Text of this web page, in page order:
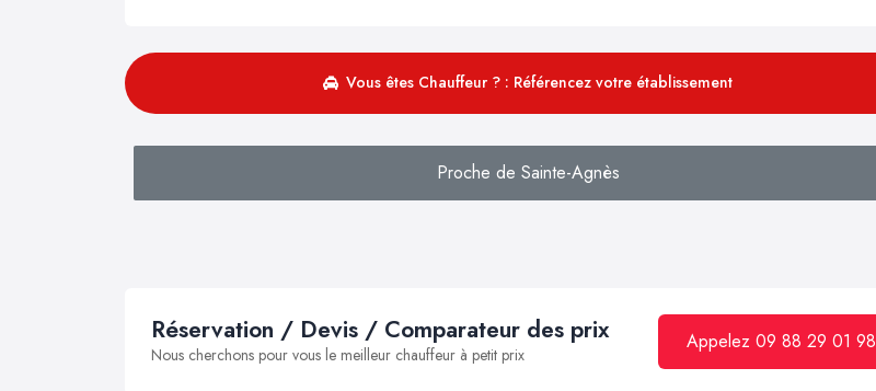
Vous êtes Chauffeur ? : Référencez votre établissement
Proche de Sainte-Agnès
Réservation / Devis / Comparateur des prix
Nous cherchons pour vous le meilleur chauffeur à petit prix
Appelez 09 88 29 01 98